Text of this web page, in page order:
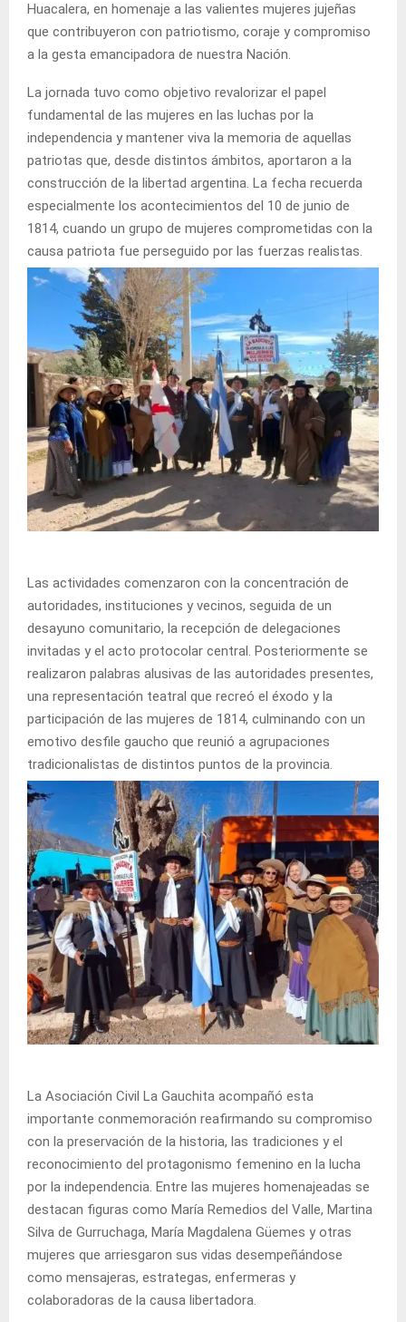
Huacalera, en homenaje a las valientes mujeres jujeñas
que contribuyeron con patriotismo, coraje y compromiso
a la gesta emancipadora de nuestra Nación.
La jornada tuvo como objetivo revalorizar el papel
fundamental de las mujeres en las luchas por la
independencia y mantener viva la memoria de aquellas
patriotas que, desde distintos ámbitos, aportaron a la
construcción de la libertad argentina. La fecha recuerda
especialmente los acontecimientos del 10 de junio de
1814, cuando un grupo de mujeres comprometidas con la
causa patriota fue perseguido por las fuerzas realistas.
Las actividades comenzaron con la concentración de
autoridades, instituciones y vecinos, seguida de un
desayuno comunitario, la recepción de delegaciones
invitadas y el acto protocolar central. Posteriormente se
realizaron palabras alusivas de las autoridades presentes,
una representación teatral que recreó el éxodo y la
participación de las mujeres de 1814, culminando con un
emotivo desfile gaucho que reunió a agrupaciones
tradicionalistas de distintos puntos de la provincia.
La Asociación Civil La Gauchita acompañó esta
importante conmemoración reafirmando su compromiso
con la preservación de la historia, las tradiciones y el
reconocimiento del protagonismo femenino en la lucha
por la independencia. Entre las mujeres homenajeadas se
destacan figuras como María Remedios del Valle, Martina
Silva de Gurruchaga, María Magdalena Güemes y otras
mujeres que arriesgaron sus vidas desempeñándose
como mensajeras, estrategas, enfermeras y
colaboradoras de la causa libertadora.